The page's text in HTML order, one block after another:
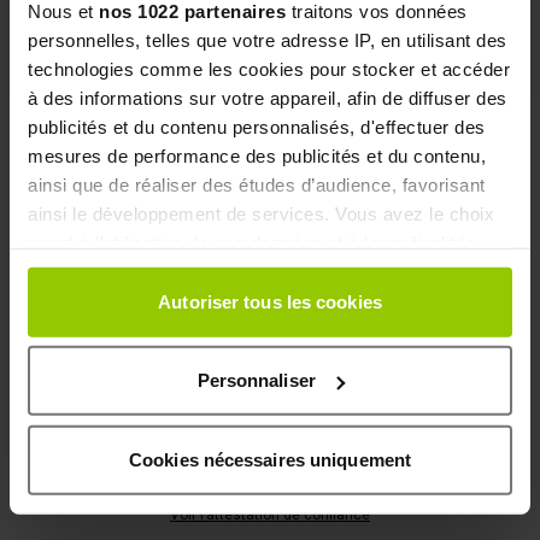
Nous et nos 1022 partenaires traitons vos données
personnelles, telles que votre adresse IP, en utilisant des
technologies comme les cookies pour stocker et accéder
à des informations sur votre appareil, afin de diffuser des
publicités et du contenu personnalisés, d'effectuer des
mesures de performance des publicités et du contenu,
ainsi que de réaliser des études d’audience, favorisant
ainsi le développement de services. Vous avez le choix
Vous pouvez modifier ou retirer votre consentement à
tout moment en consultant la Déclaration relative aux
cookies ou en cliquant sur l'icône de confidentialité.
Si vous le permettez, nous aimerions également :
Collecter des informations sur votre localisation
géographique qui peuvent être précises à plusieurs
Autoriser tous les cookies
Personnaliser
Cookies nécessaires uniquement
Drinks
REVIEWS: EAFIT ENERGY DRINK + 3H
4.7/5 -3 reviews
4.7/5
Voir l’attestation de confiance